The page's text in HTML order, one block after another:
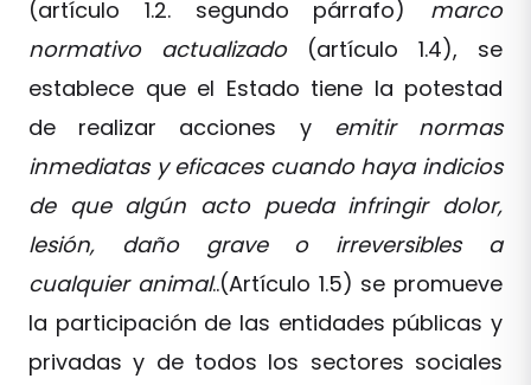
(artículo 1.2. segundo párrafo) marco
normativo actualizado(artículo 1.4), se
establece que el Estado tiene la potestad
de realizar acciones y emitir normas
inmediatas y eficaces cuando haya indicios
de que algún acto pueda infringir dolor,
lesión, daño grave o irreversibles a
cualquier animal..(Artículo 1.5) se promueve
la participación de las entidades públicas y
privadas y de todos los sectores sociales